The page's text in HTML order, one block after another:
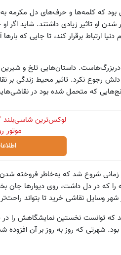
بود که کلمه‌ها و حرف‌های دل مکرمه
شدن او تاثیر زیادی داشتند. شاید
ارتباط برقرار کند، تا جایی که
داستان‌هایی تلخ و
رجوع نکرد. تاثیر محیط زندگی بر
که متحمل شده بود در
موتور
زمانی شروع شد که به‌خاطر فروخته
را که در دل داشت، روی دیوارها جان
وسایل نقاشی خرید تا بتواند
نخستین نمایشگاهش را در
بود. شهرتی که روز به روز بر آن